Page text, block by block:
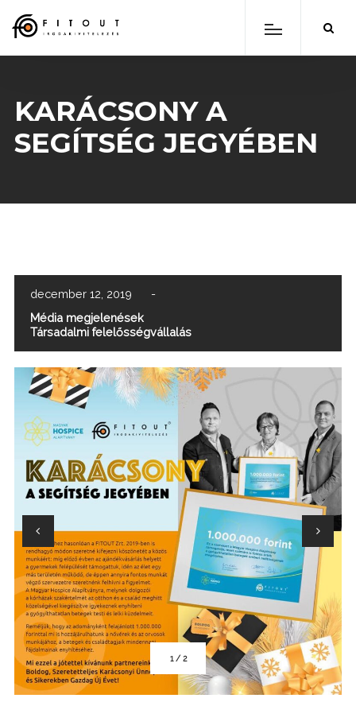
KARÁCSONY A
SEGÍTSÉG JEGYÉBEN
december 12, 2019
-
Média megjelenések
Társadalmi felelősségvállalás
1/2